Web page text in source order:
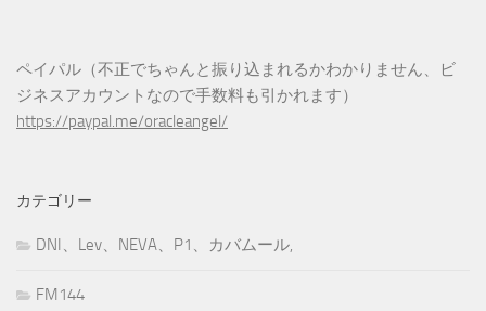
ペイパル（不正でちゃんと振り込まれるかわかりません、ビ
ジネスアカウントなので手数料も引かれます）
https://paypal.me/oracleangel/
カテゴリー
DNI、Lev、NEVA、P1、カバムール,
FM144